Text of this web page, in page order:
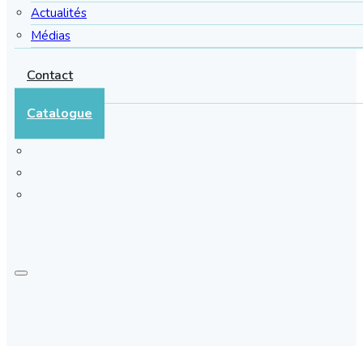
Actualités
Médias
Contact
Catalogue